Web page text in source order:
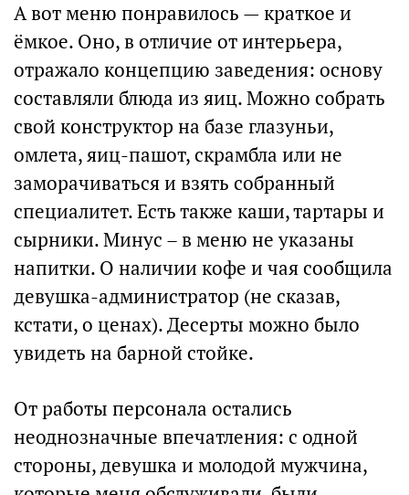
А вот меню понравилось — краткое и
ёмкое. Оно, в отличие от интерьера,
отражало концепцию заведения: основу
составляли блюда из яиц. Можно собрать
свой конструктор на базе глазуньи,
омлета, яиц-пашот, скрамбла или не
заморачиваться и взять собранный
специалитет. Есть также каши, тартары и
сырники. Минус – в меню не указаны
напитки. О наличии кофе и чая сообщила
девушка-администратор (не сказав,
кстати, о ценах). Десерты можно было
увидеть на барной стойке.
От работы персонала остались
неоднозначные впечатления: с одной
стороны, девушка и молодой мужчина,